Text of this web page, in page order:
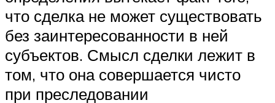
что сделка не может существовать
без заинтересованности в ней
субъектов. Смысл сделки лежит в
том, что она совершается чисто
при преследовании